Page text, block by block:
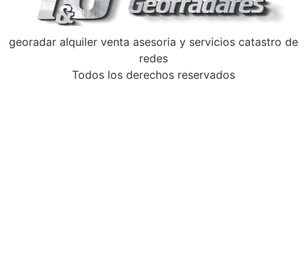
georadar alquiler venta asesoria y servicios catastro de
redes
Todos los derechos reservados